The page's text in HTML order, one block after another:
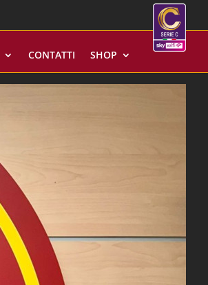
CONTATTI SHOP